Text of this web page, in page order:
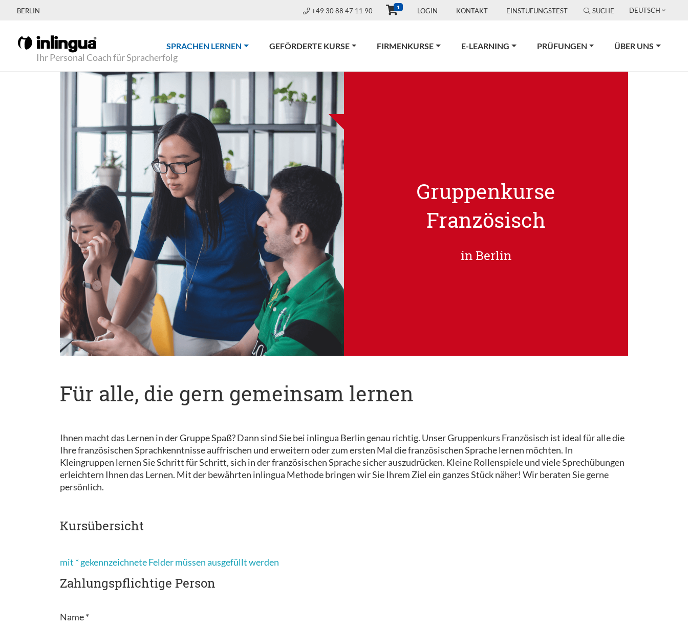
BERLIN +49 30 88 47 11 90 1 LOGIN KONTAKT EINSTUFUNGSTEST SUCHE DEUTSCH
Ihr Personal Coach für Spracherfolg
SPRACHEN LERNEN(CURRENT)GEFÖRDERTE KURSE FIRMENKURSE E-LEARNING PRÜFUNGEN ÜBER UNS
Gruppenkurse
Französisch
in Berlin
Für alle, die gern gemeinsam lernen
Ihnen macht das Lernen in der Gruppe Spaß? Dann sind Sie bei inlingua Berlin genau richtig. Unser Gruppenkurs Französisch ist ideal für alle die
Ihre französischen Sprachkenntnisse auffrischen und erweitern oder zum ersten Mal die französischen Sprache lernen möchten. In
Kleingruppen lernen Sie Schritt für Schritt, sich in der französischen Sprache sicher auszudrücken. Kleine Rollenspiele und viele Sprechübungen
erleichtern Ihnen das Lernen. Mit der bewährten inlingua Methode bringen wir Sie Ihrem Ziel ein ganzes Stück näher! Wir beraten Sie gerne
persönlich.
Kursübersicht
mit * gekennzeichnete Felder müssen ausgefüllt werden
Zahlungspflichtige Person
Name *